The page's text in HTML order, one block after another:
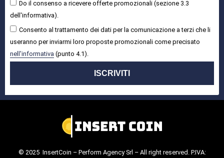
Do il consenso a ricevere offerte promozionali (sezione 3.3
dell'informativa).
Consento al trattamento dei dati per la comunicazione a terzi che li
useranno per inviarmi loro proposte promozionali come precisato
nell'informativa (punto 4.1).
ISCRIVITI
© 2025 InsertCoin – Perform Agency Srl – All right reserved. P.IVA: